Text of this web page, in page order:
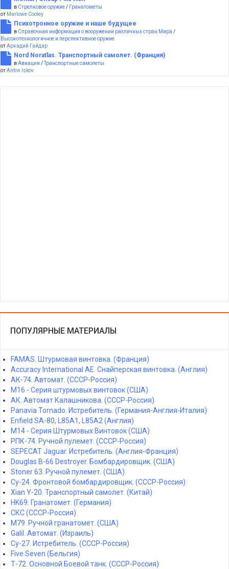
в Стрелковое оружие/ Гранатометы
от Marlowe Cooley
Психотронное оружие и наше будущее
в Справочная информация о вооружении различных стран Мира /
Высокотехнологичное и перспективное оружие
отАркадий Гайдар
Nord Noratlas. Транспортный самолет. (Франция)
вАвиация /Транспортные самолеты
отAnton Iskov
ПОПУЛЯРНЫЕ МАТЕРИАЛЫ
FAMAS. Штурмовая винтовка. (Франция)
Accuracy International AE. Снайперская винтовка. (Англия)
АК-74. Автомат. (СССР-Россия)
M16 - Серия штурмовых винтовок (США)
АК. Автомат Калашникова. (СССР-Россия)
Panavia Tornado. Истребитель. (Германия-Англия-Италия)
Enfield SA-80, L85A1, L85A2 (Англия)
M14 - Серия Штурмовых Винтовок (США)
РПК-74. Ручной пулемет. (СССР-Россия)
SEPECAT Jaguar. Истребитель. (Англия-Франция)
Douglas B-66 Destroyer. Бомбардировщик. (США)
Stoner 63. Ручной пулемет. (США)
Су-24. Фронтовой бомбардировщик. (СССР-Россия)
Xian Y-20. Транспортный самолет. (Китай)
HK69. Гранатомет. (Германия)
СКС (СССР-Россия)
M79. Ручной гранатомет. (США)
Galil. Автомат. (Израиль)
Су-27. Истребитель. (СССР-Россия)
Five Seven (Бельгия)
Т-72. Основной Боевой танк. (СССР-Россия)